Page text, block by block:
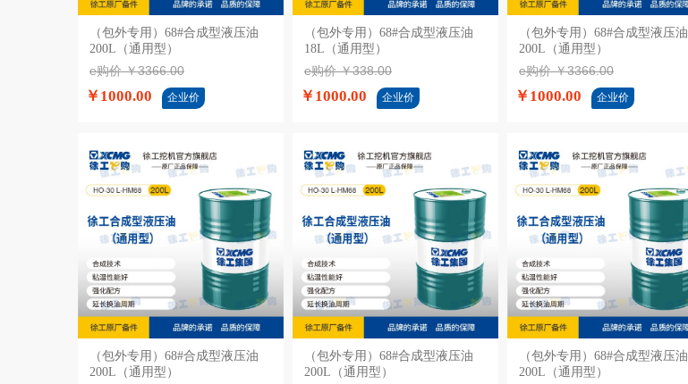
加入购物车
（包外专用）68#合成型液压油
200L（通用型）
e购价 ￥3366.00
￥1000.00 企业价
加入购物车
（包外专用）68#合成型液压油
18L（通用型）
e购价 ￥338.00
￥1000.00 企业价
加入购物车
（包外专用）68#合成型液压油
200L（通用型）
e购价 ￥3366.00
￥1000.00 企业价
加入购物车
（包外专用）68#合成型液压油
200L（通用型）
加入购物车
（包外专用）68#合成型液压油
200L（通用型）
加入购物车
（包外专用）68#合成型液压油
200L（通用型）